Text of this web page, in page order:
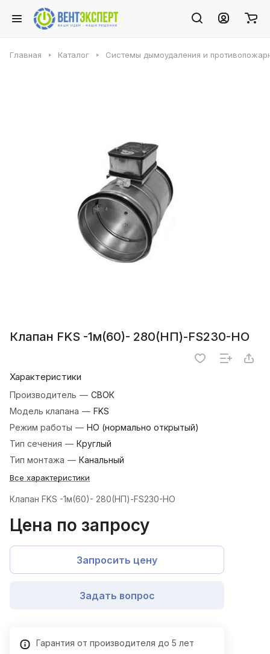
Главная Каталог Системы дымоудаления и
Клапан FKS -1м(60)- 280(НП)-FS230-НО
Характеристики
Производитель — СВОК
Модель клапана — FKS
Режим работы — НО (нормально открытый)
Тип сечения — Круглый
Тип монтажа — Канальный
Все характеристики
Клапан FKS -1м(60)- 280(НП)-FS230-НО
Цена по запросу
Запросить цену
Задать вопрос
Гарантия от производителя до 5 лет